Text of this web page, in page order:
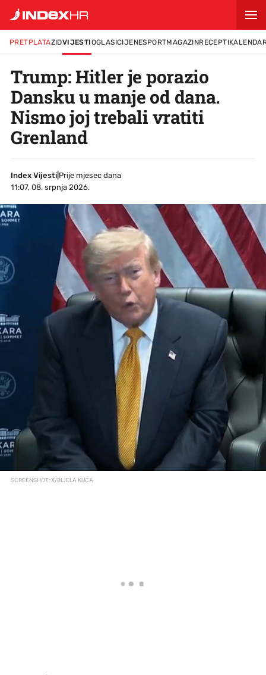
PRETPLATAZIDVIJESTIOGLASICIJENESPORTMAGAZINRECEPTI
Trump: Hitler je porazio
Dansku u manje od dana.
Nismo joj trebali vratiti
Grenland
Index Vijesti
Prije mjesec dana
11:07, 08. srpnja 2026.
SCREENSHOT: X/BIJELA KUĆA